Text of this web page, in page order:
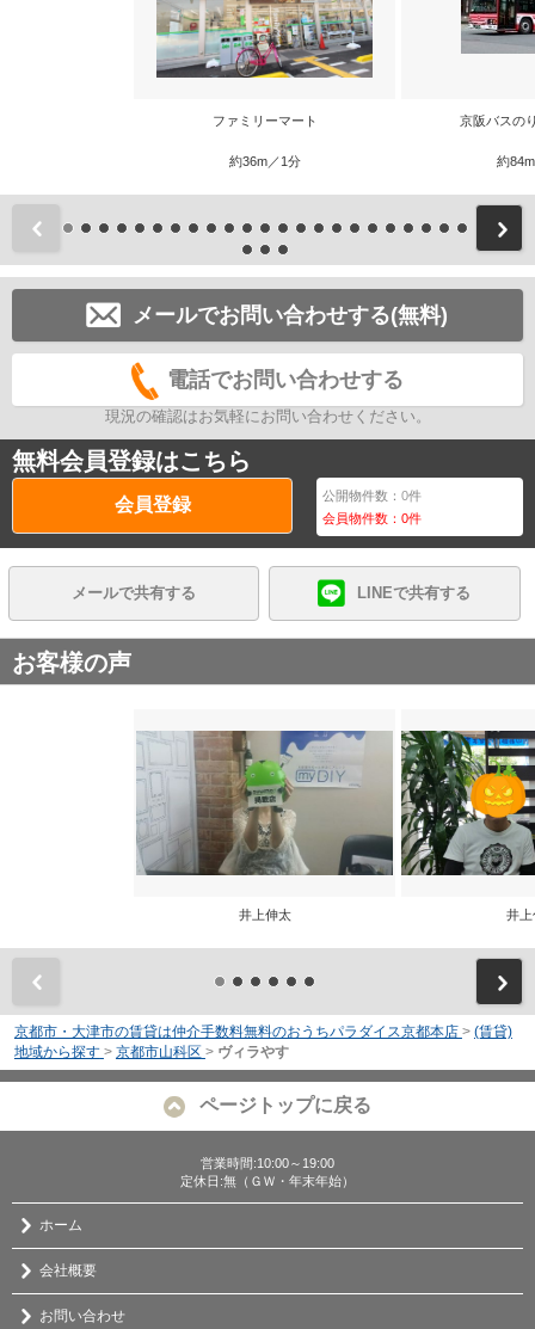
ファミリーマート
約36m／1分
京阪バスの
約
前
メールでお問い合わせする(無料)
電話でお問い合わせする
現況の確認はお気軽にお問い合わせください。
無料会員登録はこちら
会員登録 公開物件数：0件
会員物件数：0件
メールで共有する LINEで共有する
お客様の声
井上伸太 井上
京都市・大津市の賃貸は仲介手数料無料のおうちパラダイス京都本店 > (賃貸)
地域から探す > 京都市山科区 > ヴィラやす
ページトップに戻る
営業時間:10:00～19:00
定休日:無（ＧＷ・年末年始）
ホーム
会社概要
お問い合わせ